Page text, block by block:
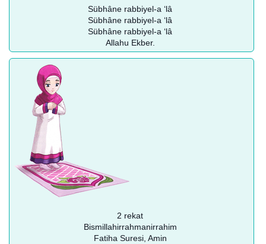
Sübhâne rabbiyel-a ‘lâ
Sübhâne rabbiyel-a ‘lâ
Sübhâne rabbiyel-a ‘lâ
Allahu Ekber.
2 rekat
Bismillahirrahmanirrahim
Fatiha Suresi, Amin